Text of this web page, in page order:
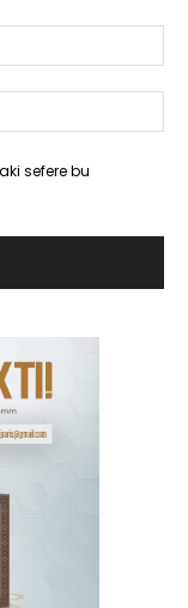
sefere bu